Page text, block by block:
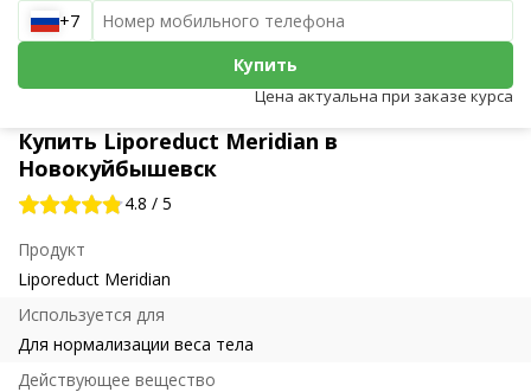
Купить Liporeduct Meridian в
Новокуйбышевск
4.8 / 5
Продукт
Liporeduct Meridian
Используется для
Для нормализации веса тела
Действующее вещество
+7
Купить
Цена актуальна при заказе курса